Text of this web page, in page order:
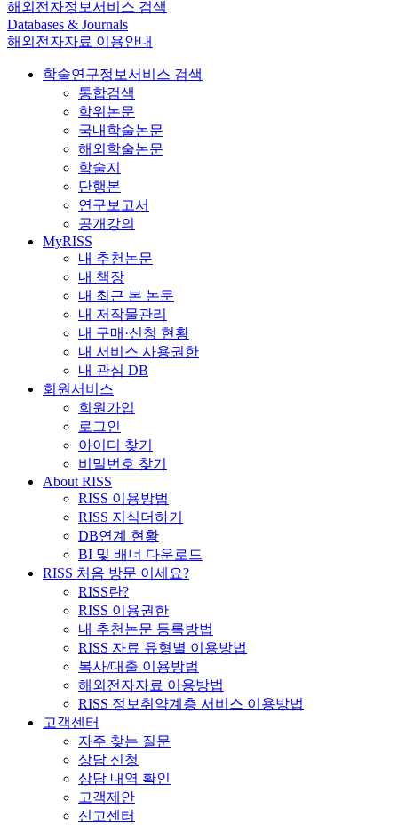
해외전자정보서비스 검색
Databases & Journals
해외전자자료 이용안내
학술연구정보서비스 검색
통합검색
학위논문
국내학술논문
해외학술논문
학술지
단행본
연구보고서
공개강의
MyRISS
내 추천논문
내 책장
내 최근 본 논문
내 저작물관리
내 구매·신청 현황
내 서비스 사용권한
내 관심 DB
회원서비스
회원가입
로그인
아이디 찾기
비밀번호 찾기
About RISS
RISS 이용방법
RISS 지식더하기
DB연계 현황
BI 및 배너 다운로드
RISS 처음 방문 이세요?
RISS란?
RISS 이용권한
내 추천논문 등록방법
RISS 자료 유형별 이용방법
복사/대출 이용방법
해외전자자료 이용방법
RISS 정보취약계층 서비스 이용방법
고객센터
자주 찾는 질문
상담 신청
상담 내역 확인
고객제안
신고센터